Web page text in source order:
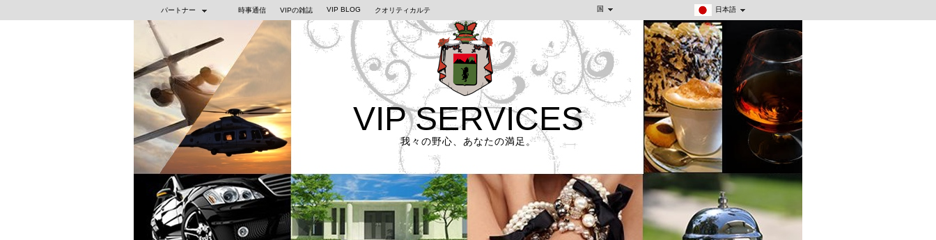
パートナー 時事通信 VIPの雑誌 VIP BLOG クオリティカルテ 日本語
国
VIP SERVICES
我々の野心、あなたの満足。